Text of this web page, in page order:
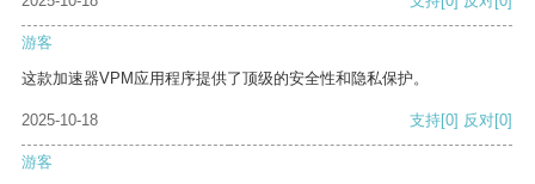
游客
这款加速器VPM应用程序提供了顶级的安全性和隐私保护。
2025-10-18 支持[0] 反对[0]
游客